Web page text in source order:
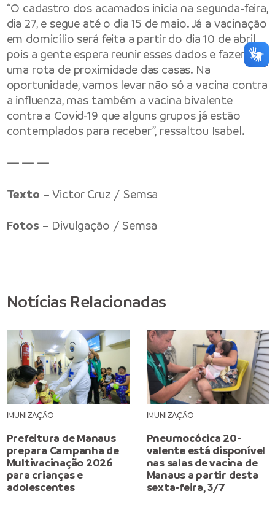
“O cadastro dos acamados inicia na segunda-feira,
dia 27, e segue até o dia 15 de maio. Já a vacinação
em domicílio será feita a partir do dia 10 de abril,
pois a gente espera reunir esses dados e fazer
uma rota de proximidade das casas. Na
oportunidade, vamos levar não só a vacina contra
a influenza, mas também a vacina bivalente
contra a Covid-19 que alguns grupos já estão
contemplados para receber”, ressaltou Isabel.
— — —
Texto – Victor Cruz / Semsa
Fotos – Divulgação / Semsa
Notícias Relacionadas
IMUNIZAÇÃO
Prefeitura de Manaus
prepara Campanha de
Multivacinação 2026
para crianças e
adolescentes
IMUNIZAÇÃO
Pneumocócica 20-
valente está disponível
nas salas de vacina de
Manaus a partir desta
sexta-feira, 3/7